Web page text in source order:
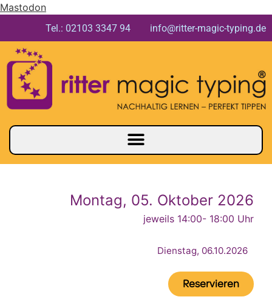
Mastodon
Tel.: 02103 3347 94 info@ritter-magic-typing.de
Montag, 05. Oktober 2026
jeweils 14:00- 18:00 Uhr
Dienstag, 06.10.2026
Reservieren